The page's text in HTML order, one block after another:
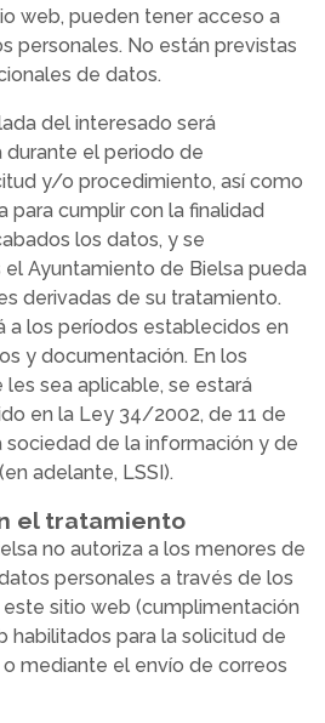
web, pueden tener acceso a
personales. No están previstas
de datos.
del interesado será
durante el periodo de
y/o procedimiento, así como
para cumplir con la finalidad
los datos, y se
Ayuntamiento de Bielsa pueda
derivadas de su tratamiento.
a los períodos establecidos en
y documentación. En los
sea aplicable, se estará
en la Ley 34/2002, de 11 de
sociedad de la información y de
adelante, LSSI).
el tratamiento
no autoriza a los menores de
personales a través de los
sitio web (cumplimentación
habilitados para la solicitud de
mediante el envío de correos